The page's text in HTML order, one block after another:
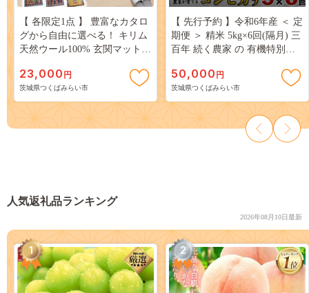
【 各限定1点 】 豊富なカタロ
グから自由に選べる！ キリム
天然ウール100% 玄関マット
ク [BP21-NT]
23,000 円
茨城県つくばみらい市
【 先行予約 】令和6年産 ＜ 定
期便 ＞ 精米 5kg×6回(隔月) 三
百年 続く農家 の 有機特別栽
創 米 こめ コメ ごはん ご飯 精
米 白米 国産 茨城県産 おいし
い 新生活 プレゼント 新生活
応援 必要なもの 便利 おすす
め 消耗品 一人暮らし 二人暮
らし 必要 [AC42-NT]
50,000 円
茨城県つくばみらい市
人気返礼品ランキング
2026年08月10日最新
1 2